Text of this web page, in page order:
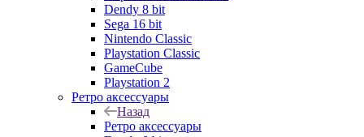
Dendy 8 bit
Sega 16 bit
Nintendo Classic
Playstation Classic
GameCube
Playstation 2
Ретро аксессуары
Назад
Ретро аксессуары